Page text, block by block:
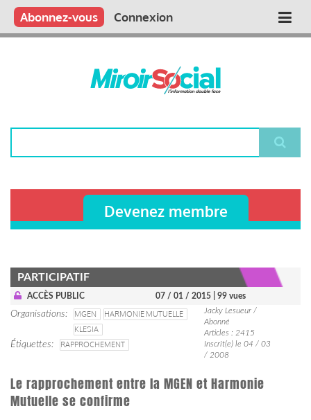
Aller
contenu
Main
Qui sommes nous ?
Vous publiez
Nous publions
Contactez-nous
Abonnez-vous Connexion
Devenez membre
PARTICIPATIF
ACCÈS PUBLIC 07 / 01 / 2015 | 99 vues
Organisations MGEN
HARMONIE MUTUELLE
KLESIA
Étiquettes
RAPPROCHEMENT
Jacky Lesueur /
Abonné
Articles : 2415
Inscrit(e) le 04 / 03
/ 2008
Le rapprochement entre la MGEN et Harmonie
Mutuelle se confirme